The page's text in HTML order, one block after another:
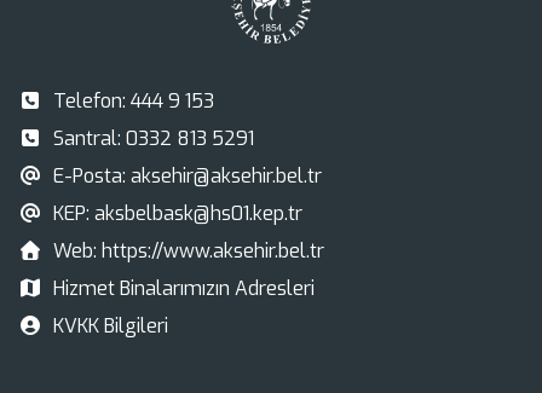
Telefon: 444 9 153
Santral: 0332 813 5291
E-Posta: aksehir@aksehir.bel.tr
KEP: aksbelbask@hs01.kep.tr
Web: https://www.aksehir.bel.tr
Hizmet Binalarımızın Adresleri
KVKK Bilgileri